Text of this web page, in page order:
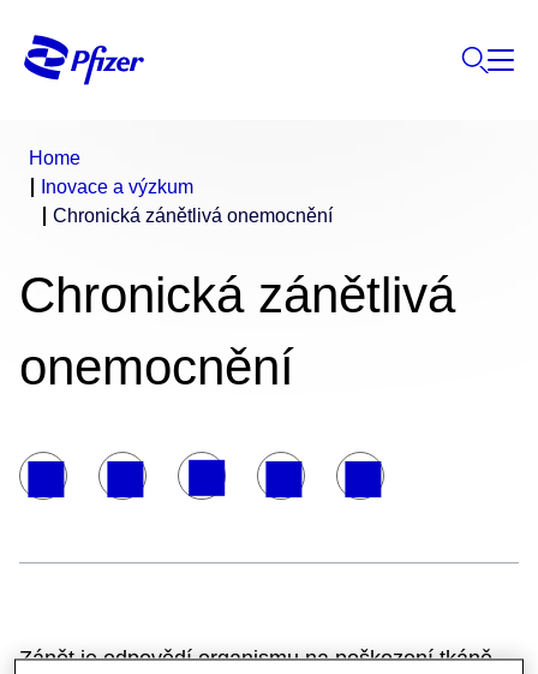
Home
Inovace a výzkum
Chronická zánětlivá onemocnění
Chronická zánětlivá
onemocnění
Zánět je odpovědí organismu na poškození tkáně.